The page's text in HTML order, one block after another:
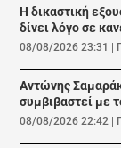
Η δικαστική
δίνει λόγο σε
08/08/2026 23:31
Αντώνης
συμβιβαστεί με
08/08/2026 22:42